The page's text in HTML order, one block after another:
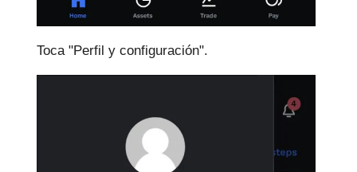
Toca "Perfil y configuración".